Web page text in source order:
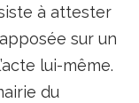
à attester
sur un
lui-même.
du